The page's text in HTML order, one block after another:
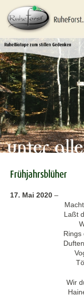
Frühjahrsblüher
17. Mai 2020 –
Laßt
Rings
Wir